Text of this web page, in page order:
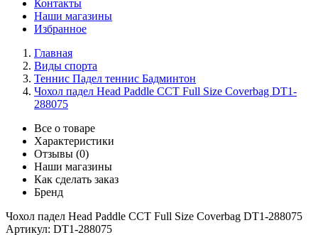
Контакты
Наши магазины
Избранное
Главная
Виды спорта
Теннис Падел теннис Бадминтон
Чохол падел Head Paddle CCT Full Size Coverbag DT1-
288075
Все о товаре
Характеристики
Отзывы (0)
Наши магазины
Как сделать заказ
Бренд
Чохол падел Head Paddle CCT Full Size Coverbag DT1-288075
Артикул: DT1-288075